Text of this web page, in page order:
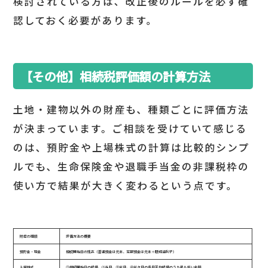
認しておく必要があります。
【その他】相続税評価額の計算方法
土地・建物以外の財産も、種類ごとに評価方法
が決まっています。ご相談を受けていて感じる
のは、預貯金や上場株式の計算は比較的シンプ
ルでも、生命保険金や退職手当金の非課税枠の
使い方で結果が大きく変わるという点です。
財産の種類 評価方法の概要
預貯金・現金 相続開始日の残高（普通預金は元本、定期預金は元本＋既経過利子）